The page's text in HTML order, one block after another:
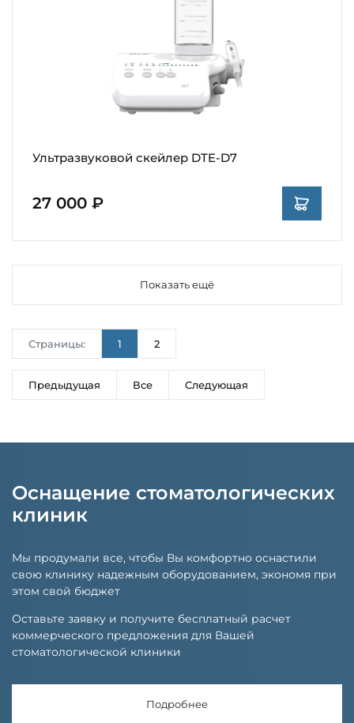
Ультразвуковой скейлер DTE-D7
27 000 ₽
Показать ещё
Страницы: 1 2
Предыдущая Все Следующая
Оснащение стоматологических
клиник
Мы продумали все, чтобы Вы комфортно оснастили
свою клинику надежным оборудованием, экономя при
этом свой бюджет
Оставьте заявку и получите бесплатный расчет
коммерческого предложения для Вашей
стоматологической клиники
Подробнее